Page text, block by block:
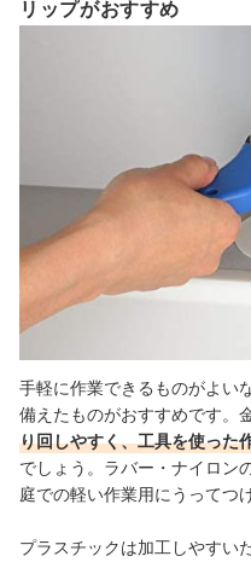
リップがおすすめ
手軽に作業できるものがよい
備えたものがおすすめです。
り回しやすく、工具を使った
でしょう。ラバー・ナイロン
庭での軽い作業用にうってつ
プラスチックは加工しやすいた